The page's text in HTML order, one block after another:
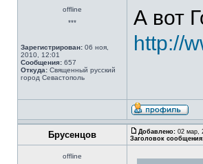
offline
***
Зарегистрирован: 06 ноя,
2010, 12:01
Сообщения: 657
Откуда: Священный русский
город Севастополь
А вот
http://
Брусенцов Добавлено: 02 мар,
Заголовок
offline